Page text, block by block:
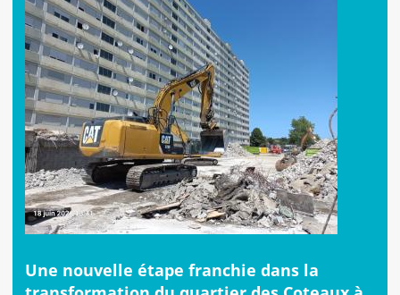
Une nouvelle étape franchie dans la